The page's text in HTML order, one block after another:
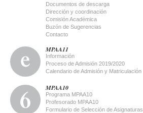
Documentos de descarga
Dirección y coordinación
Comisión Académica
Buzón de Sugerencias
Contacto
MPAA11
Información
Proceso de Admisión 2019/2020
Calendario de Admisión y Matriculación
MPAA10
Programa MPAA10
Profesorado MPAA10
Formulario de Selección de Asignaturas